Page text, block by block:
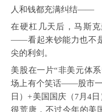
人和钱都充满纠结——
在硬杠几天后，马斯
——看起来钞能力也不
尖的利剑。
美股在一片“非美元体
场上有个笑话——股市
日）+美国国庆（7月4
很荒唐，不过今年的美